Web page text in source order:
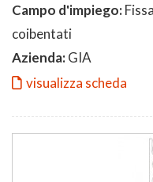
Campo d'impiego:
coibentati
Azienda:GIA
visualizza scheda